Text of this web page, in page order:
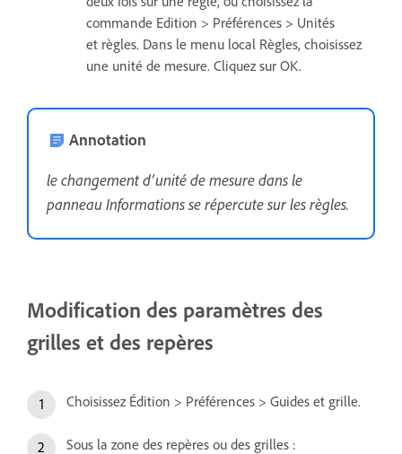
commande Edition > Préférences > Unités
et règles. Dans le menu local Règles, choisissez
une unité de mesure. Cliquez sur OK.
Annotation
le changement d’unité de mesure dans le
panneau Informations se répercute sur les règles.
Modification des paramètres des
grilles et des repères
Choisissez Édition > Préférences > Guides et grille.
Sous la zone des repères ou des grilles :